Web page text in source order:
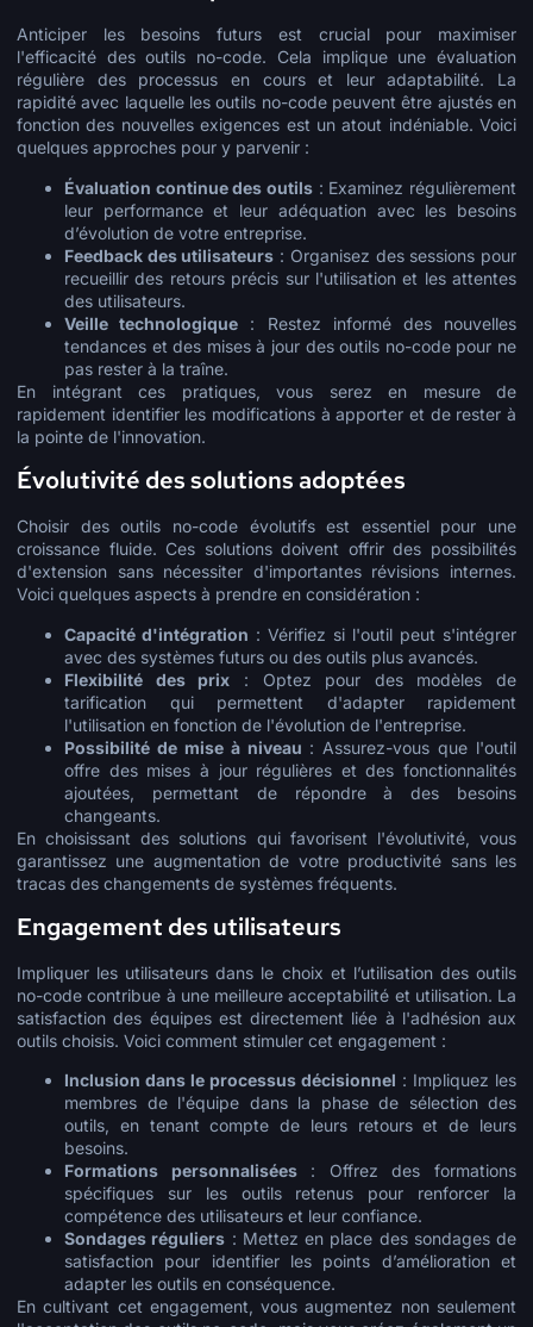
Anticiper les besoins futurs est crucial pour maximiser
l'efficacité des outils no-code. Cela implique une évaluation
régulière des processus en cours et leur adaptabilité. La
rapidité avec laquelle les outils no-code peuvent être ajustés en
fonction des nouvelles exigences est un atout indéniable. Voici
quelques approches pour y parvenir :
Évaluation continue des outils : Examinez régulièrement
leur performance et leur adéquation avec les besoins
d’évolution de votre entreprise.
Feedback des utilisateurs : Organisez des sessions pour
recueillir des retours précis sur l'utilisation et les attentes
des utilisateurs.
Veille technologique : Restez informé des nouvelles
tendances et des mises à jour des outils no-code pour ne
pas rester à la traîne.
En intégrant ces pratiques, vous serez en mesure de
rapidement identifier les modifications à apporter et de rester à
la pointe de l'innovation.
Évolutivité des solutions adoptées
Choisir des outils no-code évolutifs est essentiel pour une
croissance fluide. Ces solutions doivent offrir des possibilités
d'extension sans nécessiter d'importantes révisions internes.
Voici quelques aspects à prendre en considération :
Capacité d'intégration : Vérifiez si l'outil peut s'intégrer
avec des systèmes futurs ou des outils plus avancés.
Flexibilité des prix : Optez pour des modèles de
tarification qui permettent d'adapter rapidement
l'utilisation en fonction de l'évolution de l'entreprise.
Possibilité de mise à niveau : Assurez-vous que l'outil
offre des mises à jour régulières et des fonctionnalités
ajoutées, permettant de répondre à des besoins
changeants.
En choisissant des solutions qui favorisent l'évolutivité, vous
garantissez une augmentation de votre productivité sans les
tracas des changements de systèmes fréquents.
Engagement des utilisateurs
Impliquer les utilisateurs dans le choix et l’utilisation des outils
no-code contribue à une meilleure acceptabilité et utilisation. La
satisfaction des équipes est directement liée à l'adhésion aux
outils choisis. Voici comment stimuler cet engagement :
Inclusion dans le processus décisionnel : Impliquez les
membres de l'équipe dans la phase de sélection des
outils, en tenant compte de leurs retours et de leurs
besoins.
Formations personnalisées: Offrez des formations
spécifiques sur les outils retenus pour renforcer la
compétence des utilisateurs et leur confiance.
Sondages réguliers : Mettez en place des sondages de
satisfaction pour identifier les points d’amélioration et
adapter les outils en conséquence.
En cultivant cet engagement, vous augmentez non seulement